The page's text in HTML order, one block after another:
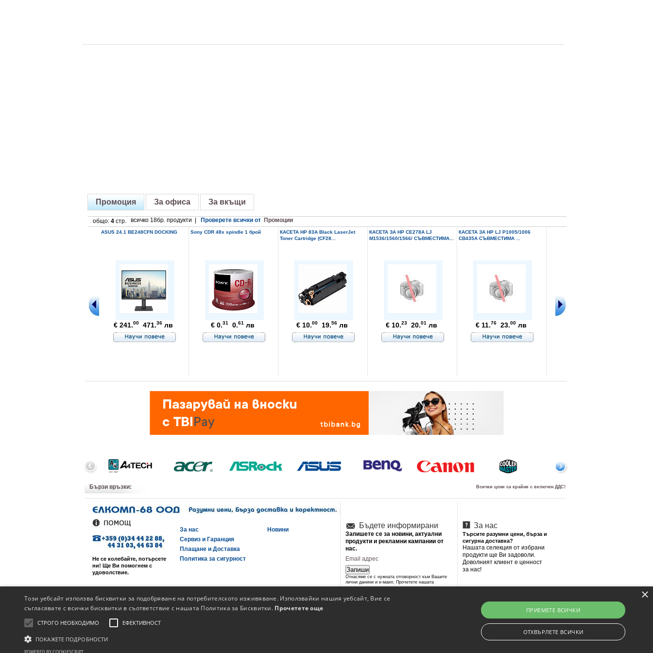
Промоция За офиса За вкъщи
общо: 4стр. всичко 18бр. продукти | Проверете всички от Промоции
ASUS 24.1 BE248CFN DOCKING
€ 241.00 471.36 лв
Sony CDR 48x spindle 1 брой
€ 0.31 0.61 лв
КАСЕТА HP 83A Black LaserJet
Toner Cartridge (CF28...
€ 10.00 19.56 лв
КАСЕТА ЗА HP CE278A LJ
M1536/1560/1566/ СЪВМЕСТИМА...
€ 10.23 20.01 лв
КАСЕТА ЗА HP LJ P1005/1006
CB435A СЪВМЕСТИМА ...
€ 11.7623.00 лв
Бързи връзки: Всички цени са крайни с включен ДДС!
Не се колебайте, потърсете
ни! Ще Ви помогнем с
удоволствие.
За нас
Сервиз и Гаранция
Плащане и Доставка
Политика за сигурност
Новини Бъдете информирани
Запишете се за новини, актуални
продукти и рекламни кампании от
нас.
Запиши
Отнасяме се с нужната отговорност към Вашите
лични данини и е-маил. Прочетете нашата
политика за сигурност.
За нас
Търсите разумни цени, бърза и
сигурна доставка?
Нашата селекция от избрани
продукти ще Ви задоволи.
Доволният клиент е ценност
за нас!
×
Този уебсайт използва бисквитки за подобряване на потребителското изживяване. Използвайки нашия уебсайт, Вие се
съгласявате с всички бисквитки в съответствие с нашата Политика за Бисквитки. Прочетете още
СТРОГО НЕОБХОДИМО ЕФЕКТИВНОСТ
ПОКАЖЕТЕ ПОДРОБНОСТИ
ПРИЕМЕТЕ ВСИЧКИ
ОТХВЪРЛЕТЕ ВСИЧКИ